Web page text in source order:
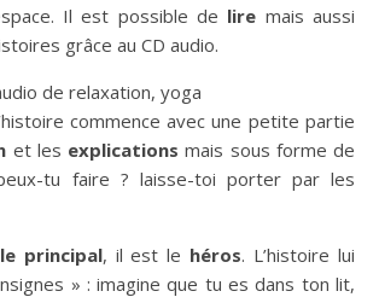
Il est possible de lire mais aussi
grâce au CD audio.
commence avec une petite partie
et les explications mais sous forme de
tu faire ? laisse-toi porter par les
principal, il est le héros. L’histoire lui
» : imagine que tu es dans ton lit,